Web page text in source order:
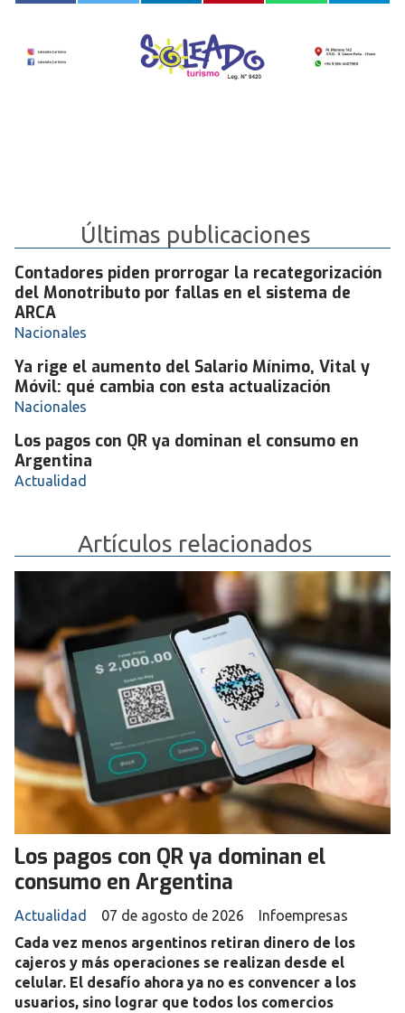
Últimas publicaciones
Contadores piden prorrogar la recategorización
del Monotributo por fallas en el sistema de
ARCA
Nacionales
Ya rige el aumento del Salario Mínimo, Vital y
Móvil: qué cambia con esta actualización
Nacionales
Los pagos con QR ya dominan el consumo en
Argentina
Actualidad
Artículos relacionados
Los pagos con QR ya dominan el
consumo en Argentina
Infoempresas
Actualidad
07 de agosto de 2026
Cada vez menos argentinos retiran dinero de los
cajeros y más operaciones se realizan desde el
celular. El desafío ahora ya no es convencer a los
usuarios, sino lograr que todos los comercios